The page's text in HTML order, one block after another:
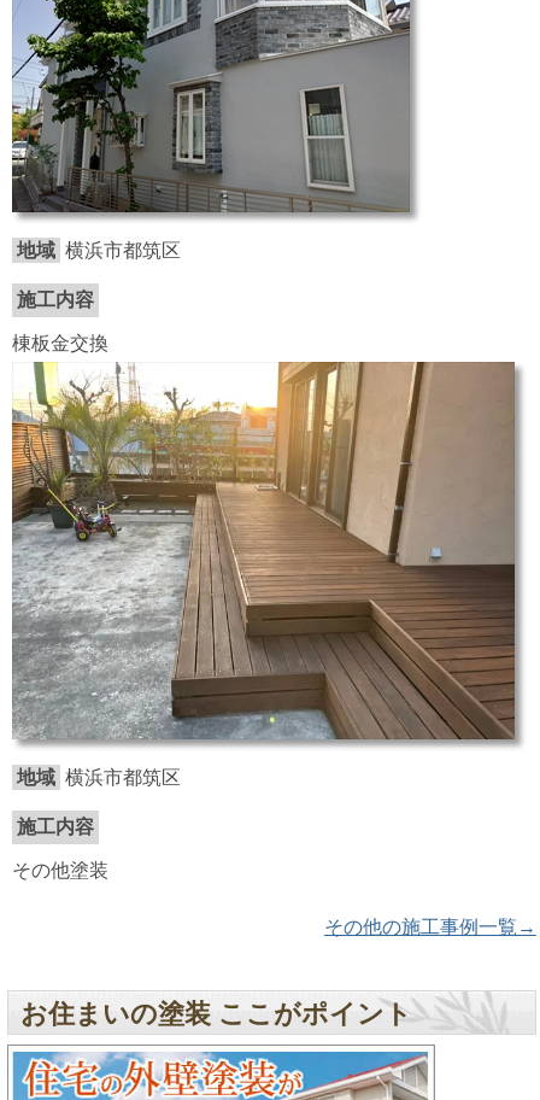
地域 横浜市都筑区
施工内容
棟板金交換
地域 横浜市都筑区
施工内容
その他塗装
その他の施工事例一覧→
お住まいの塗装 ここがポイント